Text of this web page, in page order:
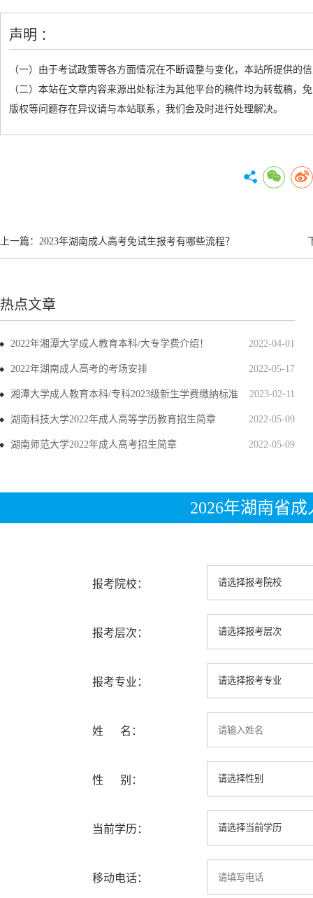
声明 ：
（一）由于考试政策等各方面情况在不断调整与变化，本站所提供的
（二）本站在文章内容来源出处标注为其他平台的稿件均为转载稿
版权等问题存在异议请与本站联系，我们会及时进行处理解决。
上一篇： 2023年湖南成人高考免试生报考有哪些流程？
热点文章
2022-04-01
2022年湘潭大学成人教育本科/大专学费介绍！
2022-05-17
2022年湖南成人高考的考场安排
2023-02-11
湘潭大学成人教育本科/专科2023级新生学费缴纳标准
2022-05-09
湖南科技大学2022年成人高等学历教育招生简章
2022-05-09
湖南师范大学2022年成人高考招生简章
2026年湖南省
报考院校：
报考层次：
报考专业：
姓 名：
性 别：
当前学历：
移动电话：